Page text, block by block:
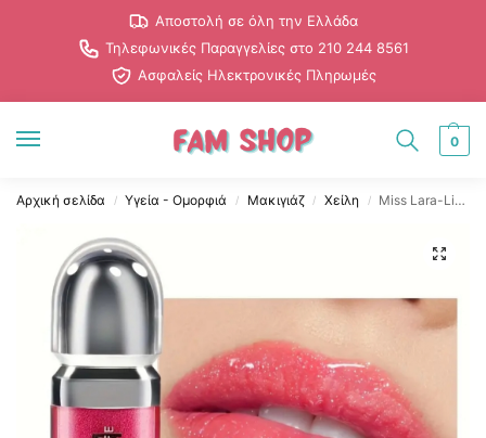
Αποστολή σε όλη την Ελλάδα
Τηλεφωνικές Παραγγελίες στο 210 244 8561
Ασφαλείς Ηλεκτρονικές Πληρωμές
0
Αρχική σελίδα / Υγεία - Ομορφιά / Μακιγιάζ / Χείλη / Miss Lara-Lip Gloss #1